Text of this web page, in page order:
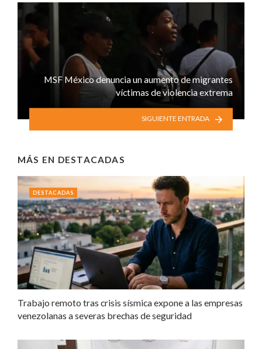
MSF México denuncia un aumento de migrantes
víctimas de violencia extrema
SIGUIENTE ENTRADA
MÁS EN DESTACADAS
Trabajo remoto tras crisis sísmica expone a las empresas
venezolanas a severas brechas de seguridad
DESTACADAS